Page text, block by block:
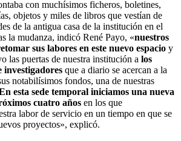
con muchísimos ficheros, boletines,
objetos y miles de libros que vestían de
de la antigua casa de la institución en el
la mudanza, indicó René Payo, «nuestros
sus labores en este nuevo espacio y
las puertas de nuestra institución a los
investigadores que a diario se acercan a la
notabilísimos fondos, una de nuestras
esta sede temporal iniciamos una nueva
cuatro años en los que
labor de servicio en un tiempo en que se
proyectos», explicó.